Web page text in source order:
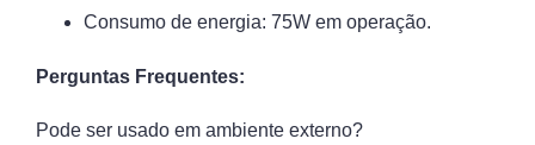
Consumo de energia: 75W em operação.
Perguntas Frequentes:
Pode ser usado em ambiente externo?